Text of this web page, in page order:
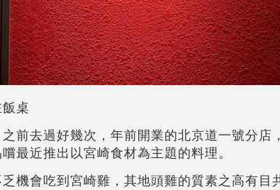
桌
前去過好幾次，年前開業的北京道一號分店
最近推出以宮崎食材為主題的料理。
機會吃到宮崎雞，其地頭雞的質素之高有目